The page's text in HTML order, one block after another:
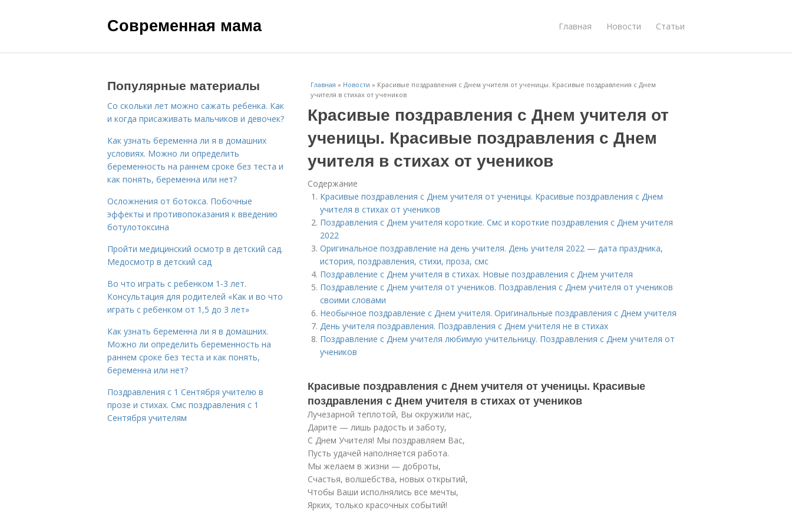
Современная мама Главная Новости Статьи
Главная » Новости » Красивые поздравления с Днем учителя от ученицы. Красивые поздравления с Днем
учителя в стихах от учеников
Красивые поздравления с Днем учителя от
ученицы. Красивые поздравления с Днем
учителя в стихах от учеников
Содержание
Красивые поздравления с Днем учителя от ученицы. Красивые поздравления с Днем
учителя в стихах от учеников
Поздравления с Днем учителя короткие. Смс и короткие поздравления с Днем учителя
2022
Оригинальное поздравление на день учителя. День учителя 2022 — дата праздника,
история, поздравления, стихи, проза, смс
Поздравление с Днем учителя в стихах. Новые поздравления с Днем учителя
Поздравление с Днем учителя от учеников. Поздравления с Днем учителя от учеников
своими словами
Необычное поздравление с Днем учителя. Оригинальные поздравления с Днем учителя
День учителя поздравления. Поздравления с Днем учителя не в стихах
Поздравление с Днем учителя любимую учительницу. Поздравления с Днем учителя от
учеников
Красивые поздравления с Днем учителя от ученицы. Красивые
поздравления с Днем учителя в стихах от учеников
Лучезарной теплотой, Вы окружили нас,
Дарите — лишь радость и заботу,
С Днем Учителя! Мы поздравляем Вас,
Пусть удачей наполняется работа.
Мы желаем в жизни — доброты,
Счастья, волшебства, новых открытий,
Чтобы Ваши исполнялись все мечты,
Ярких, только красочных событий!
Популярные материалы
Со скольки лет можно сажать ребенка. Как
и когда присаживать мальчиков и девочек?
Как узнать беременна ли я в домашних
условиях. Можно ли определить
беременность на раннем сроке без теста и
как понять, беременна или нет?
Осложнения от ботокса. Побочные
эффекты и противопоказания к введению
ботулотоксина
Пройти медицинский осмотр в детский сад.
Медосмотр в детский сад
Во что играть с ребенком 1-3 лет.
Консультация для родителей «Как и во что
играть с ребенком от 1,5 до 3 лет»
Как узнать беременна ли я в домашних.
Можно ли определить беременность на
раннем сроке без теста и как понять,
беременна или нет?
Поздравления с 1 Сентября учителю в
прозе и стихах. Смс поздравления с 1
Сентября учителям